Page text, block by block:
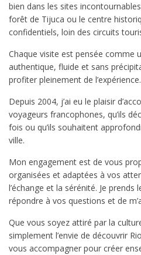
bien dans les sites
forêt de Tijuca ou le centre
confidentiels, loin des circuits
Chaque visite est pensée comme
authentique, fluide et sans
profiter pleinement de l’expérience.
Depuis 2004, j’ai eu le plaisir
voyageurs francophones, qu’ils
fois ou qu’ils souhaitent
ville.
Mon engagement est de vous
organisées et adaptées à vos
l’échange et la sérénité. Je prends
répondre à vos questions et de
Que vous soyez attiré par la
simplement l’envie de découvrir
vous accompagner pour créer